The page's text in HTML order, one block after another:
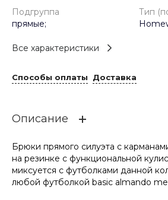
Подгруппа
прямые;
Тип
Все характеристики
Способы оплаты Доставка
Описание
Брюки прямого силуэта с
на резинке с функциональной
миксуется с футболками данной
любой футболкой basic almando